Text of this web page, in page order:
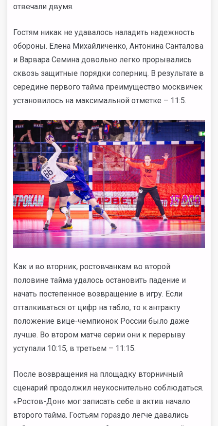
отвечали двумя.
Гостям никак не удавалось наладить надежность
обороны. Елена Михайличенко, Антонина Санталова
и Варвара Семина довольно легко прорывались
сквозь защитные порядки соперниц. В результате в
середине первого тайма преимущество москвичек
установилось на максимальной отметке – 11:5.
Как и во вторник, ростовчанкам во второй
половине тайма удалось остановить падение и
начать постепенное возвращение в игру. Если
отталкиваться от цифр на табло, то к антракту
положение вице-чемпионок России было даже
лучше. Во втором матче серии они к перерыву
уступали 10:15, в третьем – 11:15.
После возвращения на площадку вторничный
сценарий продолжил неукоснительно соблюдаться.
«Ростов-Дон» мог записать себе в актив начало
второго тайма. Гостьям гораздо легче давались